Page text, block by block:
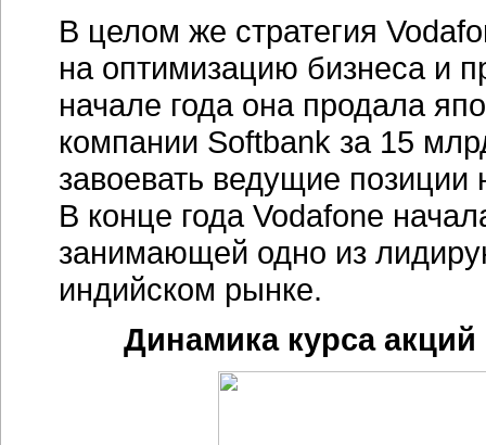
В целом же стратегия
на оптимизацию бизнеса и
начале года она продала
компании Softbank за 15
завоевать ведущие позиции
В конце года Vodafone
занимающей одно из
индийском рынке.
Динамика курса